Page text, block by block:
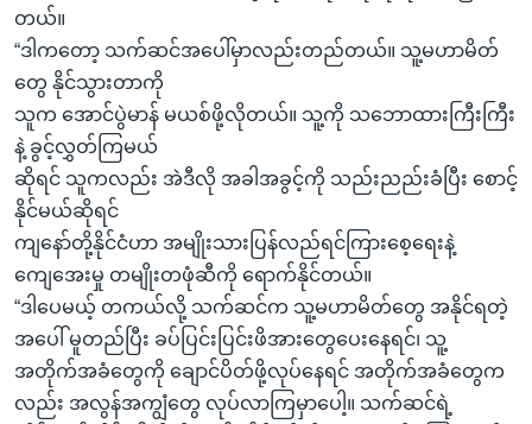
တယ်။
“ဒါကတော့ သက်ဆင်အပေါ်မှာလည်းတည်တယ်။ သူ့မဟာမိတ်
တွေ နိုင်သွားတာကို
သူက အောင်ပွဲမာန် မယစ်ဖို့လိုတယ်။ သူ့ကို သဘောထားကြီးကြီး
နဲ့ ခွင့်လွှတ်ကြမယ်
ဆိုရင် သူကလည်း အဲဒီလို အခါအခွင့်ကို သည်းညည်းခံပြီး စောင့်
နိုင်မယ်ဆိုရင်
ကျနော်တို့နိုင်ငံဟာ အမျိုးသားပြန်လည်ရင်ကြားစေ့ရေးနဲ့
ကျေအေးမှု တမျိုးတဖုံဆီကို ရောက်နိုင်တယ်။
“ဒါပေမယ့် တကယ်လို့ သက်ဆင်က သူ့မဟာမိတ်တွေ အနိုင်ရတဲ့
အပေါ် မူတည်ပြီး ခပ်ပြင်းပြင်းဖိအားတွေပေးနေရင်၊ သူ့
အတိုက်အခံတွေကို ချောင်ပိတ်ဖို့လုပ်နေရင် အတိုက်အခံတွေက
လည်း အလွန်အကျွံတွေ လုပ်လာကြမှာပေါ့။ သက်ဆင်ရဲ့